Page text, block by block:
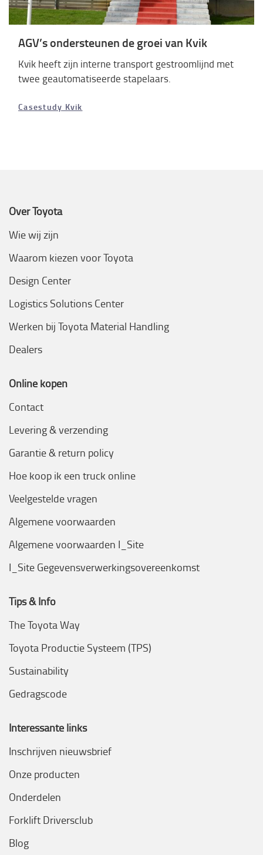
AGV’s ondersteunen de groei van Kvik
Kvik heeft zijn interne transport gestroomlijnd met
twee geautomatiseerde stapelaars.
Casestudy Kvik
Over Toyota
Wie wij zijn
Waarom kiezen voor Toyota
Design Center
Logistics Solutions Center
Werken bij Toyota Material Handling
Dealers
Online kopen
Contact
Levering & verzending
Garantie & return policy
Hoe koop ik een truck online
Veelgestelde vragen
Algemene voorwaarden
Algemene voorwaarden I_Site
I_Site Gegevensverwerkingsovereenkomst
Tips & Info
The Toyota Way
Toyota Productie Systeem (TPS)
Sustainability
Gedragscode
Interessante links
Inschrijven nieuwsbrief
Onze producten
Onderdelen
Forklift Driversclub
Blog